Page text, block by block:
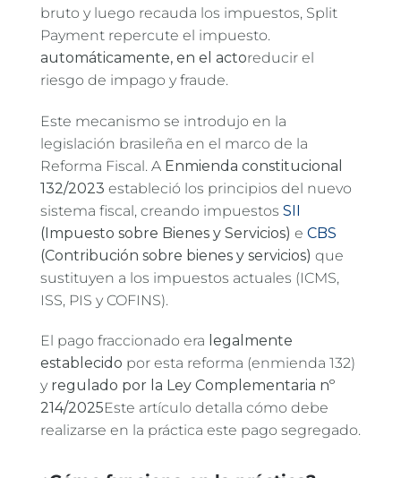
bruto y luego recauda los impuestos, Split
Payment repercute el impuesto.
automáticamente, en el actoreducir el
riesgo de impago y fraude.
Este mecanismo se introdujo en la
legislación brasileña en el marco de la
Reforma Fiscal. A Enmienda constitucional
132/2023 estableció los principios del nuevo
sistema fiscal, creando impuestos SII
(Impuesto sobre Bienes y Servicios) e CBS
(Contribución sobre bienes y servicios) que
sustituyen a los impuestos actuales (ICMS,
ISS, PIS y COFINS).
El pago fraccionado era legalmente
establecido por esta reforma (enmienda 132)
y regulado por la Ley Complementaria nº
214/2025Este artículo detalla cómo debe
realizarse en la práctica este pago segregado.